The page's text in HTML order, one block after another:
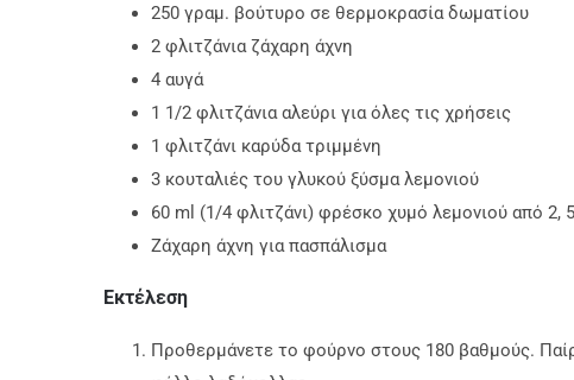
250 γραμ. βούτυρο σε θερμοκρασία δωματίου
2 φλιτζάνια ζάχαρη άχνη
4 αυγά
1 1/2 φλιτζάνια αλεύρι για όλες τις χρήσεις
1 φλιτζάνι καρύδα τριμμένη
3 κουταλιές του γλυκού ξύσμα λεμονιού
60 ml (1/4 φλιτζάνι) φρέσκο ​​χυμό λεμονιού από 2,
Ζάχαρη άχνη για πασπάλισμα
Εκτέλεση
Προθερμάνετε το φούρνο στους 180 βαθμούς.